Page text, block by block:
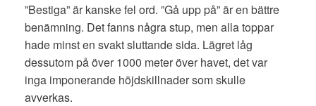
”Bestiga” är kanske fel ord. ”Gå upp på” är en bättre
benämning. Det fanns några stup, men alla toppar
hade minst en svakt sluttande sida. Lägret låg
dessutom på över 1000 meter över havet, det var
inga imponerande höjdskillnader som skulle
avverkas.